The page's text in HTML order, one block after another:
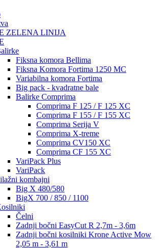
ZELENA LINIJA
Fiksna komora Bellima
Fiksna Komora Fortima 1250 MC
Variabilna komora Fortima
Big pack - kvadratne bale
Balirke Comprima
Comprima F 125 / F 125 XC
Comprima F 155 / F 155 XC
Comprima Serija V
Comprima X-treme
Comprima CV150 XC
Comprima CF 155 XC
VariPack Plus
VariPack
kombajni
Big X 480/580
BigX 700 / 850 / 1100
Čelni
Zadnji bočni EasyCut R 2,7m - 3,6m
Zadnji bočni kosilniki Krone Active Mow
2,05 m - 3,61 m